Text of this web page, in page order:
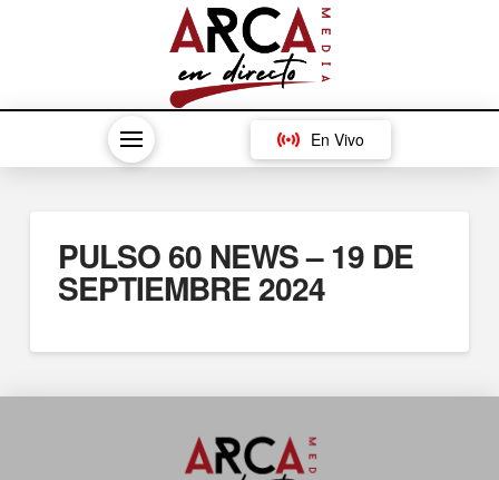
En Vivo
PULSO 60 NEWS – 19 DE
SEPTIEMBRE 2024